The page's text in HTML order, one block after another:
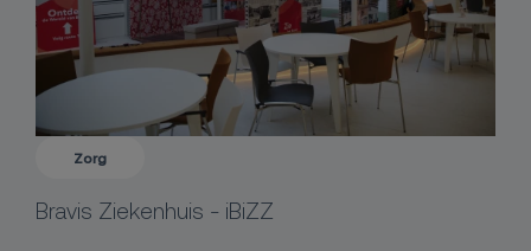
Zorg
Bravis Ziekenhuis - iBiZZ